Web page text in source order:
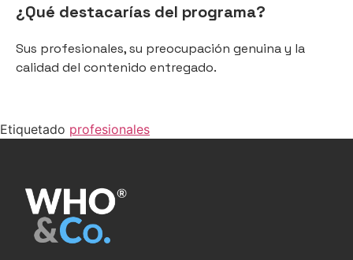
¿Qué destacarías del programa?
Sus profesionales, su preocupación genuina y la
calidad del contenido entregado.
Etiquetado profesionales